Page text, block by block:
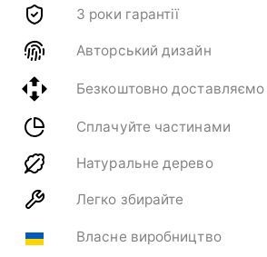
3 роки гарантії
Авторський дизайн
Безкоштовно доставляємо
Сплачуйте частинами
Натуральне дерево
Легко збирайте
Власне виробництво